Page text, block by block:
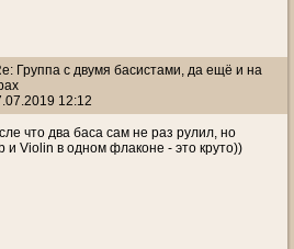
Группа с двумя басистами, да ещё и на
12:12
что два баса сам не раз рулил, но
и Violin в одном флаконе - это круто))